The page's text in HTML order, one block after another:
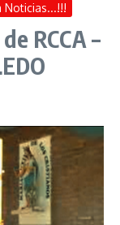
Noticias...!!!
RCCA –